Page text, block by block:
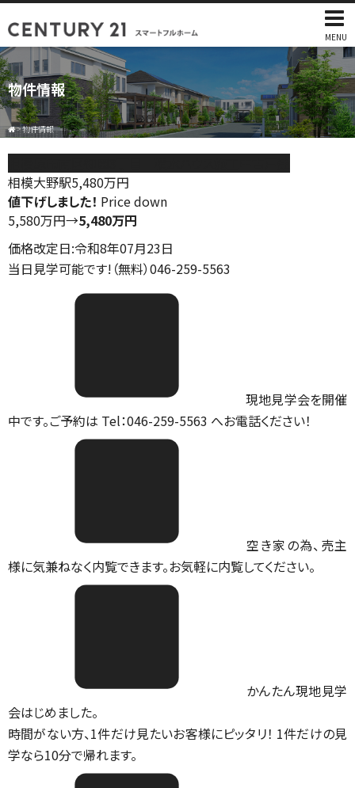
MENU
物件情報
>物件情報
相模大野駅5,480万円
値下げしました！ Price down
5,580万円→5,480万円
価格改定日:令和8年07月23日
当日見学可能です!（無料）046-259-5563
現地見学会を開催
中です。ご予約は Tel：046-259-5563 へお電話ください！
空き家の為、売主
様に気兼ねなく内覧できます。お気軽に内覧してください。
かんたん現地見学
会はじめました。
時間がない方、1件だけ見たいお客様にピッタリ！ 1件だけの見
学なら10分で帰れます。